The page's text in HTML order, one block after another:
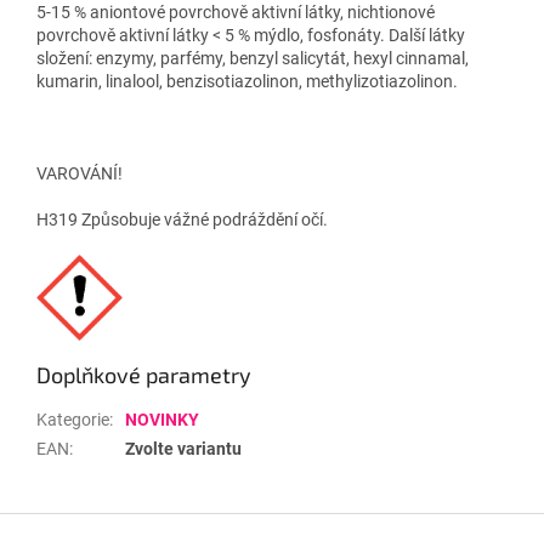
5-15 % aniontové povrchově aktivní látky, nichtionové
povrchově aktivní látky < 5 % mýdlo, fosfonáty. Další látky
složení: enzymy, parfémy, benzyl salicytát, hexyl cinnamal,
kumarin, linalool, benzisotiazolinon, methylizotiazolinon.
VAROVÁNÍ!
H319 Způsobuje vážné podráždění očí.
Doplňkové parametry
Kategorie:
NOVINKY
EAN: Zvolte variantu